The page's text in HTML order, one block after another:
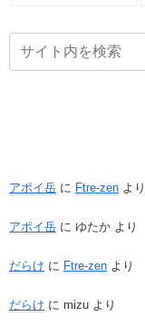
アポイ岳 に Ftre-zen より
アポイ岳 に ゆたか より
だらけ に Ftre-zen より
だらけ に mizu より